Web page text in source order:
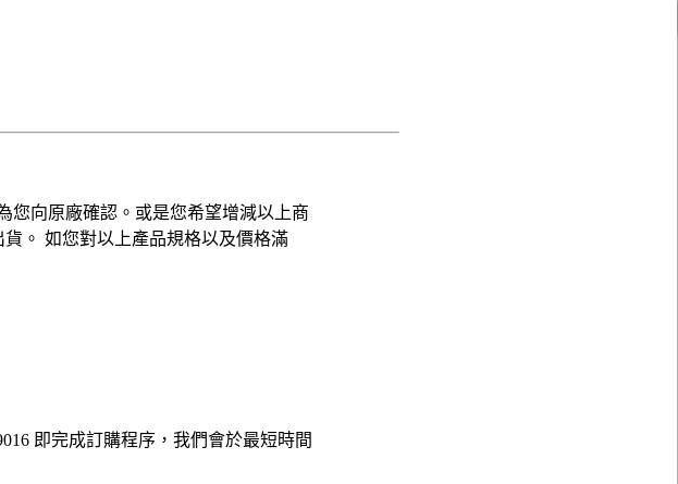
您向原廠確認。或是您希望增減以上商
。 如您對以上產品規格以及價格滿
即完成訂購程序，我們會於最短時間